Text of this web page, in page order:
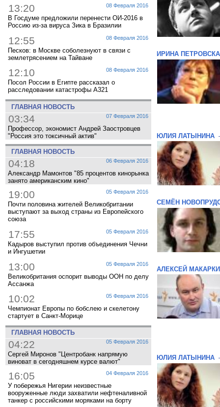
08 Февраля 2016
13:20
В Госдуме предложили перенести ОИ-2016 в
Россию из-за вируса Зика в Бразилии
08 Февраля 2016
12:55
Песков: в Москве соболезнуют в связи с
землетрясением на Тайване
08 Февраля 2016
12:10
Посол России в Египте рассказал о
расследовании катастрофы A321
ГЛАВНАЯ НОВОСТЬ
07 Февраля 2016
03:34
Профессор, экономист Андрей Заостровцев
"Россия это токсичный актив"
ГЛАВНАЯ НОВОСТЬ
06 Февраля 2016
04:18
Александр Мамонтов "85 процентов кинорынка
занято американским кино"
05 Февраля 2016
19:00
Почти половина жителей Великобритании
выступают за выход страны из Европейского
союза
05 Февраля 2016
17:55
Кадыров выступил против объединения Чечни
и Ингушетии
05 Февраля 2016
13:00
Великобритания оспорит выводы ООН по делу
Ассанжа
05 Февраля 2016
10:02
Чемпионат Европы по бобслею и скелетону
стартует в Санкт-Морице
ГЛАВНАЯ НОВОСТЬ
05 Февраля 2016
04:22
Сергей Миронов "Центробанк напрямую
виноват в сегодняшнем курсе валют"
04 Февраля 2016
16:05
У побережья Нигерии неизвестные
вооруженные люди захватили нефтеналивной
танкер с российскими моряками на борту
ИРИНА
ЮЛИЯ ЛАТЫНИНА
СЕМЁН
АЛЕКСЕЙ
ЮЛИЯ ЛАТЫНИНА